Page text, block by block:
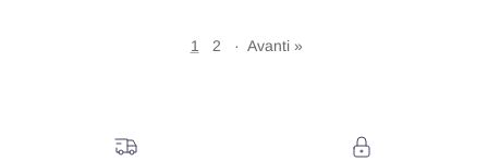
1 2 · Avanti »